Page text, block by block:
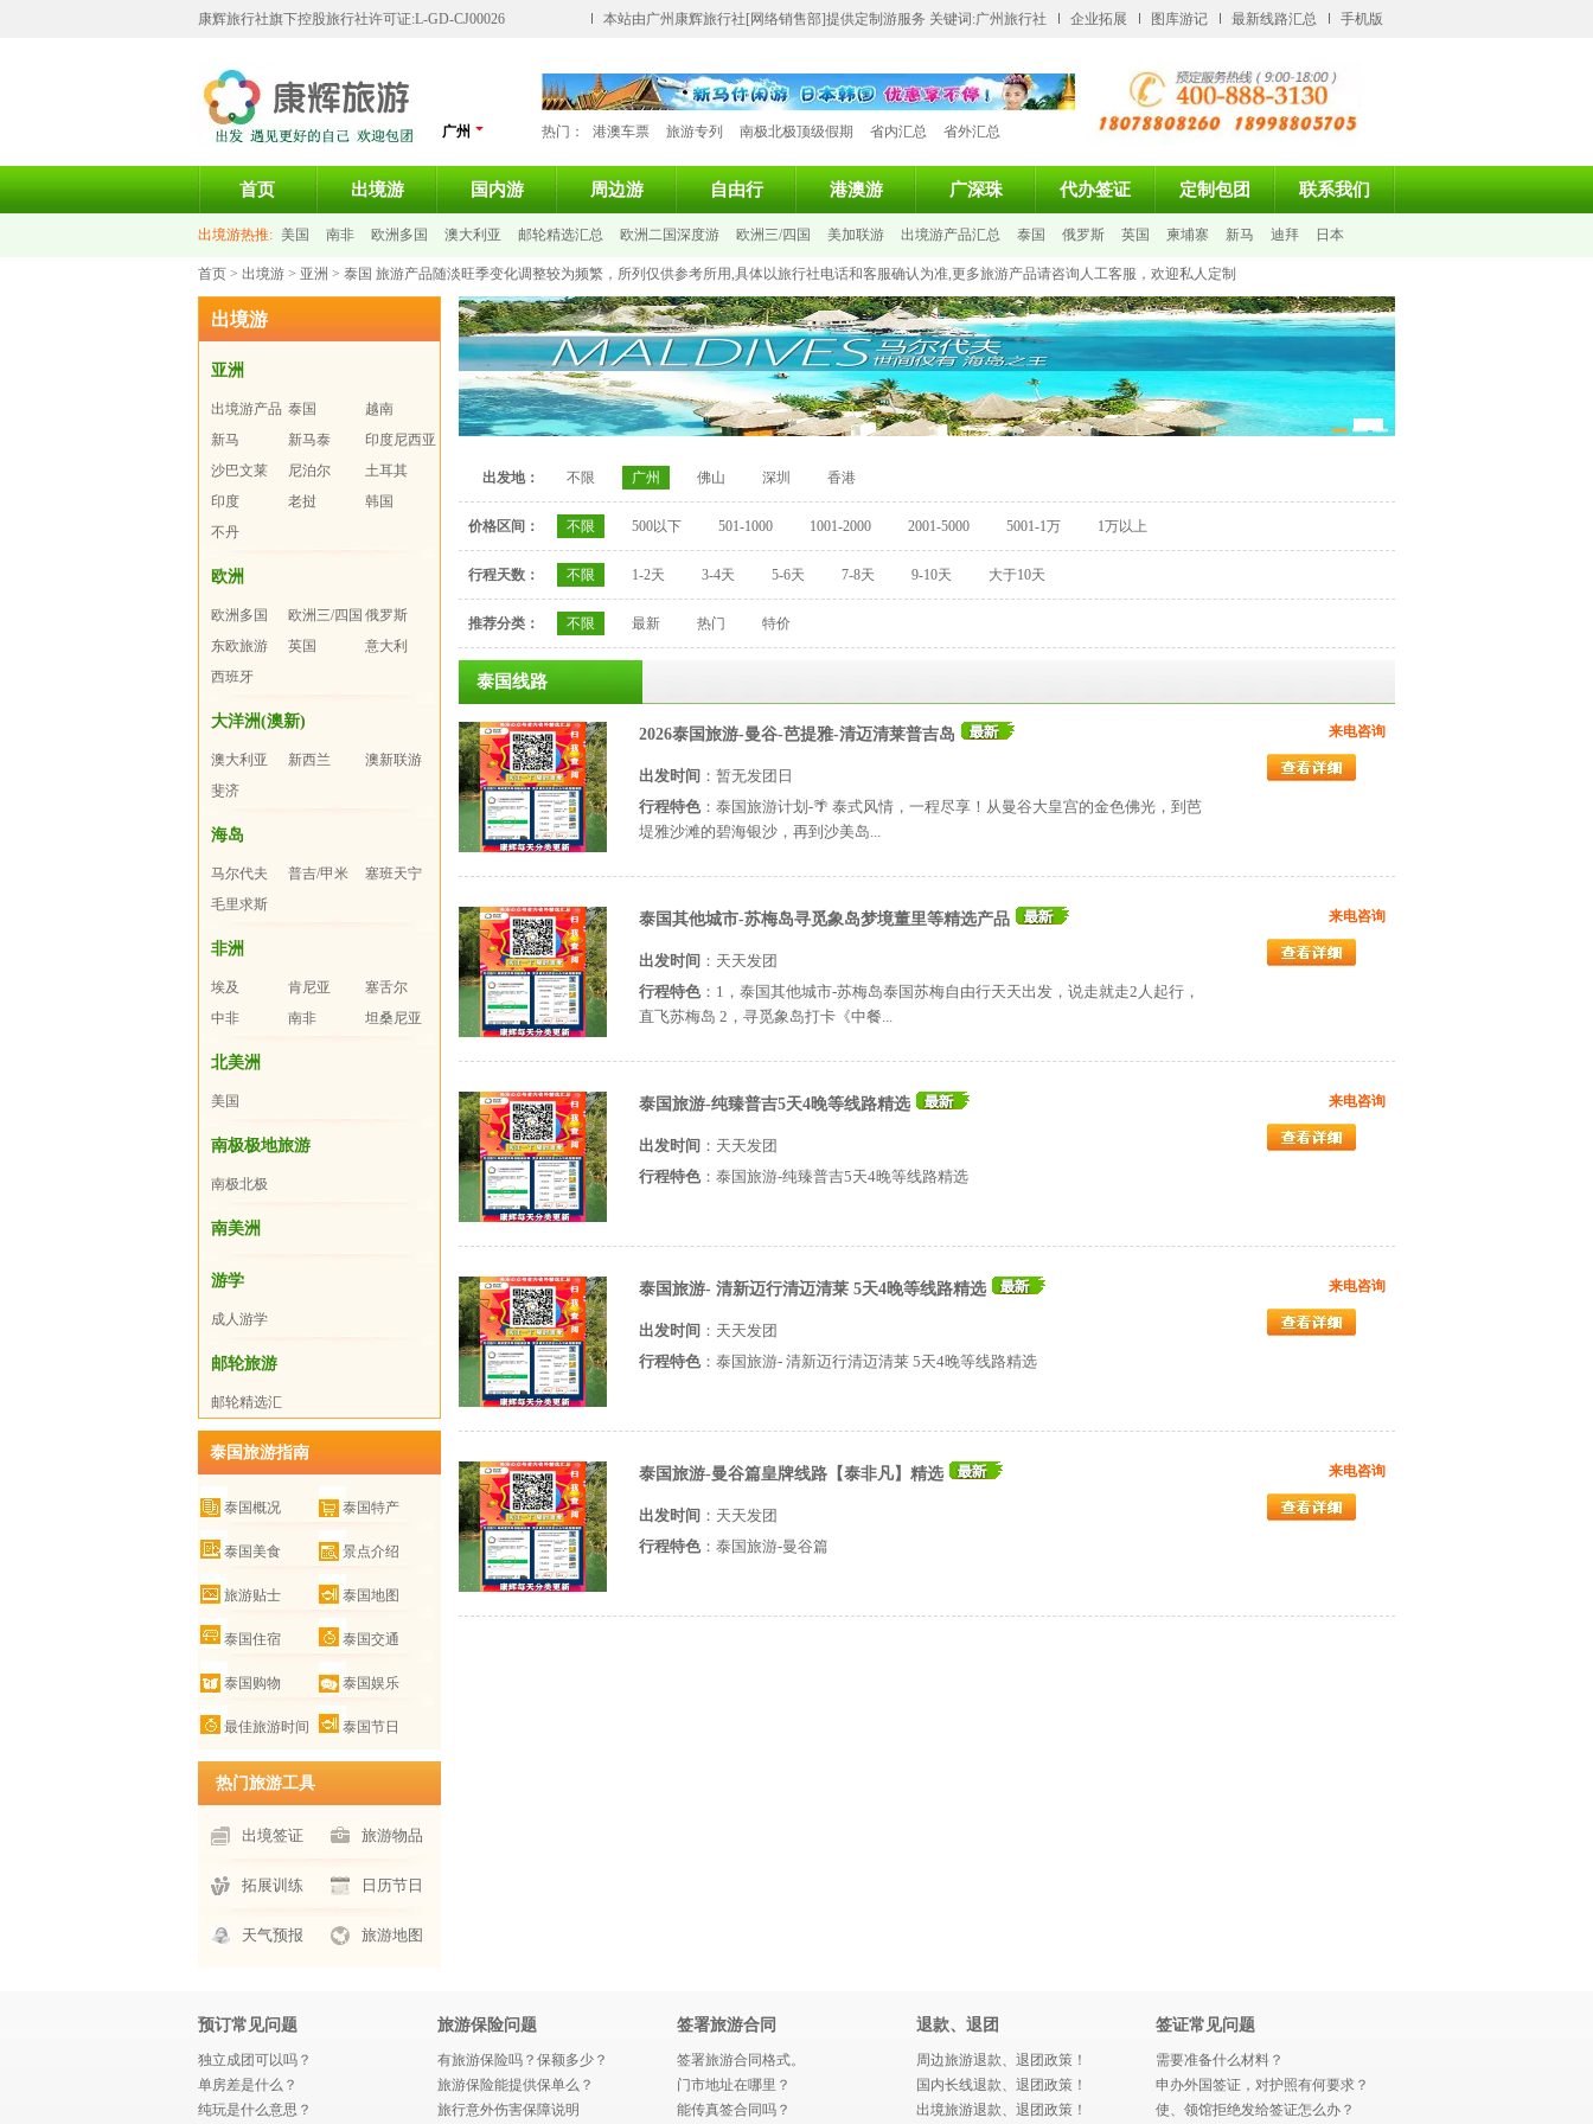
康辉旅行社旗下控股旅行社许可证:L-GD-CJ00026 本站由广州康辉旅行社[网络销售部]提供定制游服务 关键词:广州旅行社 企业拓展 图库游记 最新线路汇总 手机版
广州 热门： 港澳车票 旅游专列 南极北极顶级假期 省内汇总 省外汇总
首页 出境游 国内游 周边游 自由行 港澳游 广深珠 代办签证 定制包团 联系我们
出境游热推: 美国 南非 欧洲多国 澳大利亚 邮轮精选汇总 欧洲二国深度游 欧洲三/四国 美加联游 出境游产品汇总 泰国 俄罗斯 英国 柬埔寨 新马 迪拜 日本
巴厘岛 马尔代夫
首页 > 出境游 > 亚洲 > 泰国 旅游产品随淡旺季变化调整较为频繁，所列仅供参考所用,具体以旅行社电话和客服确认为准,更多旅游产品请咨询人工客服，欢迎私人定制
出境游
亚洲
出境游产品
汇总
泰国
越南
新马
新马泰
印度尼西亚
沙巴文莱
尼泊尔
土耳其
印度
老挝
韩国
不丹
欧洲
欧洲多国 欧洲三/四国 俄罗斯
东欧旅游
英国
意大利
西班牙
大洋洲(澳新)
澳大利亚 新西兰
澳新联游
斐济
海岛
马尔代夫 普吉/甲米
塞班天宁
毛里求斯
非洲
埃及 肯尼亚
塞舌尔
中非
南非 坦桑尼亚
北美洲
美国
南极极地旅游
南极北极
南美洲
游学
成人游学
邮轮旅游
邮轮精选汇
总
泰国旅游指南
泰国概况 泰国特产
泰国美食 景点介绍
旅游贴士 泰国地图
泰国住宿 泰国交通
泰国购物 泰国娱乐
最佳旅游时间 泰国节日
热门旅游工具
出境签证 旅游物品
拓展训练 日历节日
天气预报 旅游地图
出发地： 不限 广州 佛山 深圳 香港
价格区间： 不限 500以下 501-1000 1001-2000 2001-5000 5001-1万 1万以上
行程天数： 不限 1-2天 3-4天 5-6天 7-8天 9-10天 大于10天
推荐分类： 不限 最新 热门 特价
泰国线路
2026泰国旅游-曼谷-芭提雅-清迈清莱普吉岛
出发时间 ： 暂无发团日
行程特色：泰国旅游计划-🌴 泰式风情，一程尽享！从曼谷大皇宫的金色佛光，到芭
堤雅沙滩的碧海银沙，再到沙美岛...
来电咨询
泰国其他城市-苏梅岛寻觅象岛梦境董里等精选产品
出发时间 ： 天天发团
行程特色：1，泰国其他城市-苏梅岛泰国苏梅自由行天天出发，说走就走2人起行，
直飞苏梅岛 2，寻觅象岛打卡《中餐...
来电咨询
泰国旅游-纯臻普吉5天4晚等线路精选
出发时间 ： 天天发团
行程特色：泰国旅游-纯臻普吉5天4晚等线路精选
来电咨询
泰国旅游- 清新迈行清迈清莱 5天4晚等线路精选
出发时间 ： 天天发团
行程特色：泰国旅游- 清新迈行清迈清莱 5天4晚等线路精选
来电咨询
泰国旅游-曼谷篇皇牌线路【泰非凡】精选
出发时间 ： 天天发团
行程特色：泰国旅游-曼谷篇
来电咨询
预订常见问题
独立成团可以吗？
单房差是什么？
纯玩是什么意思？
旅游保险问题
有旅游保险吗？保额多少？
旅游保险能提供保单么？
旅行意外伤害保障说明
签署旅游合同
签署旅游合同格式。
门市地址在哪里？
能传真签合同吗？
退款、退团
周边旅游退款、退团政策！
国内长线退款、退团政策！
出境旅游退款、退团政策！
签证常见问题
需要准备什么材料？
申办外国签证，对护照有何要求？
使、领馆拒绝发给签证怎么办？